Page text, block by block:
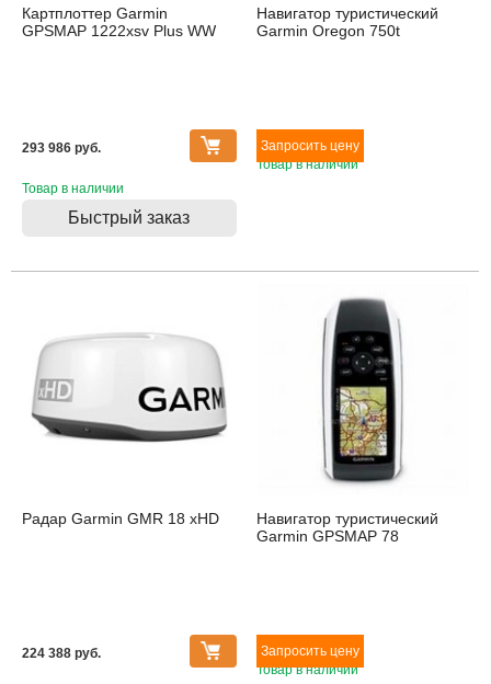
Картплоттер Garmin
GPSMAP 1222xsv Plus WW
293 986 pуб.
Товар в наличии
Быстрый заказ
Навигатор туристический
Garmin Oregon 750t
Товар в наличии
Радар Garmin GMR 18 xHD
224 388 pуб.
Навигатор туристический
Garmin GPSMAP 78
Товар в наличии